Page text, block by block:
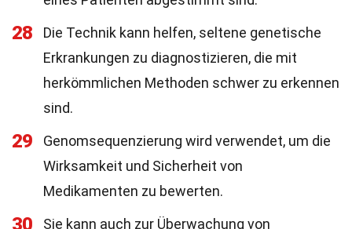
28
Die Technik kann helfen, seltene genetische
Erkrankungen zu diagnostizieren, die mit
herkömmlichen Methoden schwer zu erkennen
sind.
29
Genomsequenzierung wird verwendet, um die
Wirksamkeit und Sicherheit von
Medikamenten zu bewerten.
30
Sie kann auch zur Überwachung von